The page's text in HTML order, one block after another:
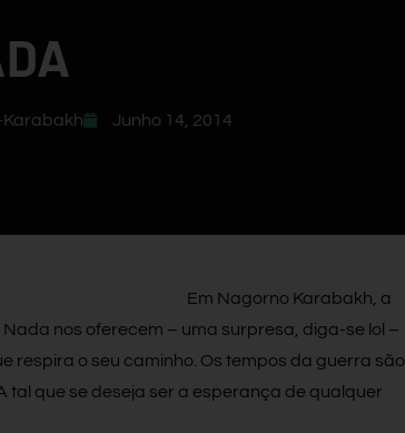
Junho 14, 2014
Nagorno Karabakh, a
nos oferecem – uma surpresa, diga-se lol –
respira o seu caminho. Os tempos da guerra são
tal que se deseja ser a esperança de qualquer